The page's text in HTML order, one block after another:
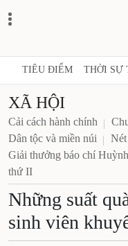
TIÊU ĐIỂM THỜI SỰ
XÃ HỘI
Cải cách hành chính
Dân tộc và miền núi
Giải thưởng báo chí
thứ II
Những suất
sinh viên